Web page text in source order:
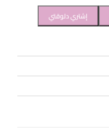
إشتري دلوقتي